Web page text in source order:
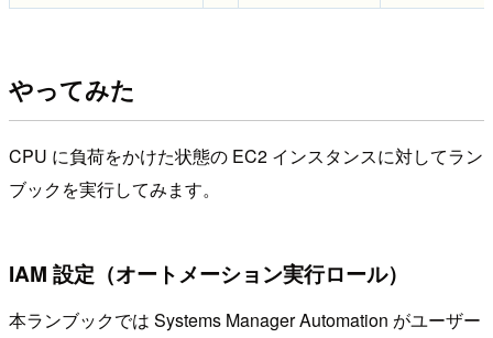
やってみた
CPU に負荷をかけた状態の EC2 インスタンスに対してラン
ブックを実行してみます。
IAM 設定（オートメーション実行ロール）
本ランブックでは Systems Manager Automation がユーザー